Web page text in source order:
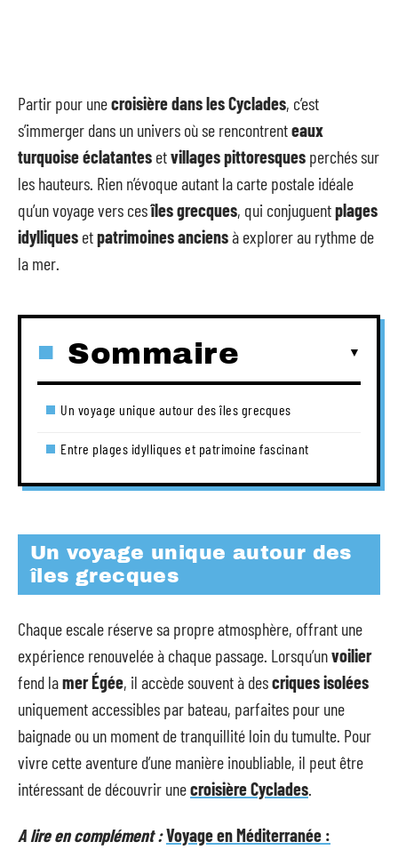
Partir pour unecroisière dans les Cyclades, c’est
s’immerger dans un univers où se rencontrenteaux
turquoise éclatantes etvillages pittoresques perchés sur
les hauteurs. Rien n’évoque autant la carte postale idéale
qu’un voyage vers cesîles grecques, qui conjuguentplages
idylliques etpatrimoines anciensà explorer au rythme de
la mer.
Sommaire
Un voyage unique autour des îles grecques
Entre plages idylliques et patrimoine fascinant
Un voyage unique autour des
îles grecques
Chaque escale réserve sa propre atmosphère, offrant une
expérience renouvelée à chaque passage. Lorsqu’unvoilier
fend lamer Égée, il accède souvent à descriques isolées
uniquement accessibles par bateau, parfaites pour une
baignade ou un moment de tranquillité loin du tumulte. Pour
vivre cette aventure d’une manière inoubliable, il peut être
intéressant de découvrir unecroisière Cyclades
A lire en complément :Voyage en Méditerranée :